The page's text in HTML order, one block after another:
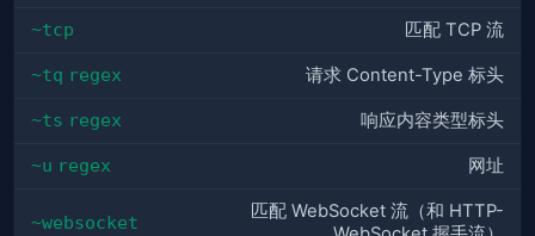
~tcp 匹配 TCP 流
~tq regex 请求 Content-Type 标头
~ts regex 响应内容类型标头
~u regex 网址
~websocket
匹配 WebSocket 流（和 HTTP-